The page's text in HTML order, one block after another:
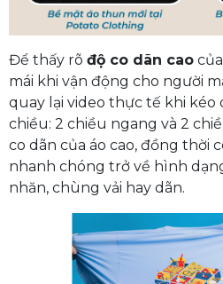
Để thấy rõ độ co dãn cao
mái khi vận động cho người
quay lại video thực tế khi kéo
chiều: 2 chiều ngang và 2
co dãn của áo cao, đồng thời
nhanh chóng trở về hình
nhăn, chùng vải hay dãn.